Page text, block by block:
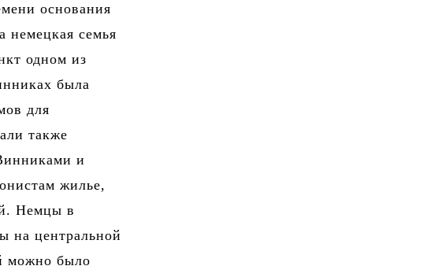
основания
немецкая семья
одном из
была
для
также
и
жилье,
Немцы в
на центральной
можно было